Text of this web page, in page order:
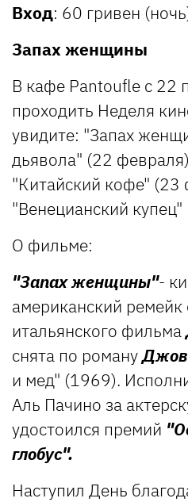
Вход: 60 гривен
Запах женщины
В кафе Pantoufle с 22
проходить Неделя
увидите: "Запах
дьявола" (22
"Китайский кофе" (23
"Венецианский
О фильме:
"Запах женщины"-
американский
итальянского фильма
снята по роману
и мед" (1969).
Аль Пачино за
удостоился премий
глобус".
Наступил День